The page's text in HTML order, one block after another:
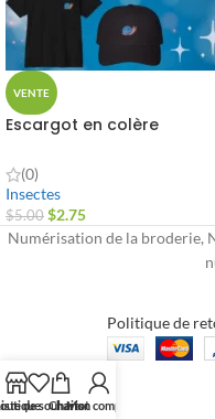
VENTE
Escargot en colère
(0)
Insectes
$5.00 $2.75
Numérisation de la broderie,
Politique de
de souhaits
Chariot
Mon compte